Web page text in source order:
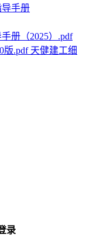
册（2025）.pdf
天健建工细
录